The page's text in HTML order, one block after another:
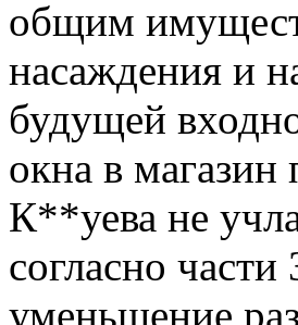
общим
насаждения и
будущей
окна в магазин
К**уева не
cогласно
уменьшение